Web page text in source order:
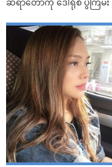
ဆရာတော်ကို ဒေါ်ရိုစီ ပွဲက